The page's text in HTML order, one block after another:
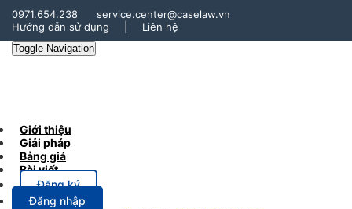
0971.654.238
service.center@caselaw.vn
Hướng dẫn sử dụng
Liên hệ
Toggle Navigation
Giới thiệu
Giải pháp
Bảng giá
Bài viết
Đăng ký
Đăng nhập